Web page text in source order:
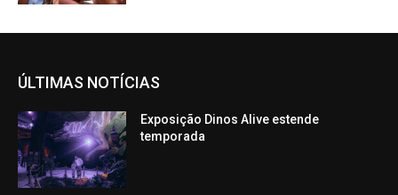
ÚLTIMAS NOTÍCIAS
Exposição Dinos Alive estende
temporada